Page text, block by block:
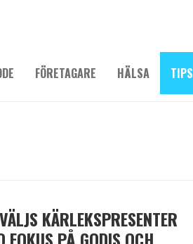
FÖRETAGARE HÄLSA TIPS
KÄRLEKSPRESENTER